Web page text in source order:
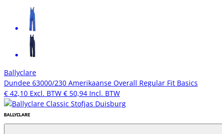
Ballyclare
Dundee 63000/230 Amerikaanse Overall Regular Fit Basics
€ 42,10 Excl. BTW € 50,94 Incl. BTW